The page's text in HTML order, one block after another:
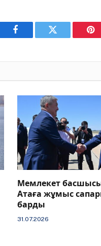
Facebook Twitter
Мемлекет
Атаға жұмыс
барды
31.07.2026